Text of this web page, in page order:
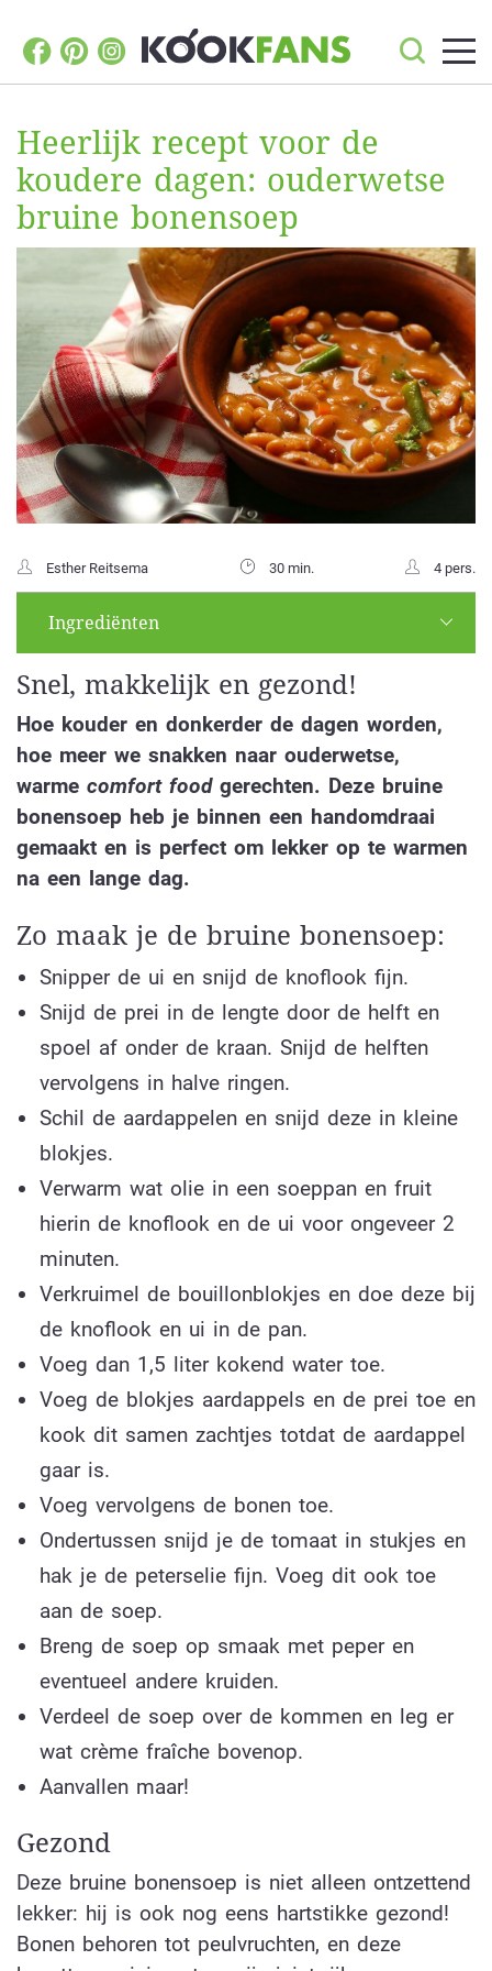
Heerlijk recept voor de
koudere dagen: ouderwetse
bruine bonensoep
Esther Reitsema 30 min. 4 pers.
Ingrediënten
Snel, makkelijk en gezond!
Hoe kouder en donkerder de dagen worden,
hoe meer we snakken naar ouderwetse,
warme comfort foodgerechten. Deze bruine
bonensoep heb je binnen een handomdraai
gemaakt en is perfect om lekker op te warmen
na een lange dag.
Zo maak je de bruine bonensoep:
Snipper de ui en snijd de knoflook fijn.
Snijd de prei in de lengte door de helft en
spoel af onder de kraan. Snijd de helften
vervolgens in halve ringen.
Schil de aardappelen en snijd deze in kleine
blokjes.
Verwarm wat olie in een soeppan en fruit
hierin de knoflook en de ui voor ongeveer 2
minuten.
Verkruimel de bouillonblokjes en doe deze bij
de knoflook en ui in de pan.
Voeg dan 1,5 liter kokend water toe.
Voeg de blokjes aardappels en de prei toe en
kook dit samen zachtjes totdat de aardappel
gaar is.
Voeg vervolgens de bonen toe.
Ondertussen snijd je de tomaat in stukjes en
hak je de peterselie fijn. Voeg dit ook toe
aan de soep.
Breng de soep op smaak met peper en
eventueel andere kruiden.
Verdeel de soep over de kommen en leg er
wat crème fraîche bovenop.
Aanvallen maar!
Gezond
Deze bruine bonensoep is niet alleen ontzettend
lekker: hij is ook nog eens hartstikke gezond!
Bonen behoren tot peulvruchten, en deze